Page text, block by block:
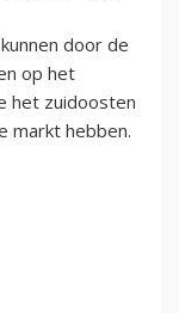
door de
op het
het zuidoosten
markt hebben.